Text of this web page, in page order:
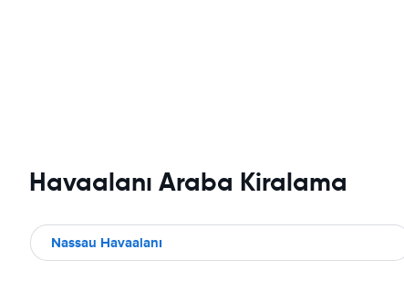
Havaalanı Araba Kiralama
Nassau Havaalanı